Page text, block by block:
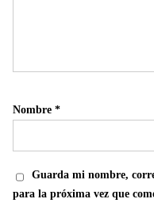
Nombre *
Guarda mi nombre,
para la próxima vez que